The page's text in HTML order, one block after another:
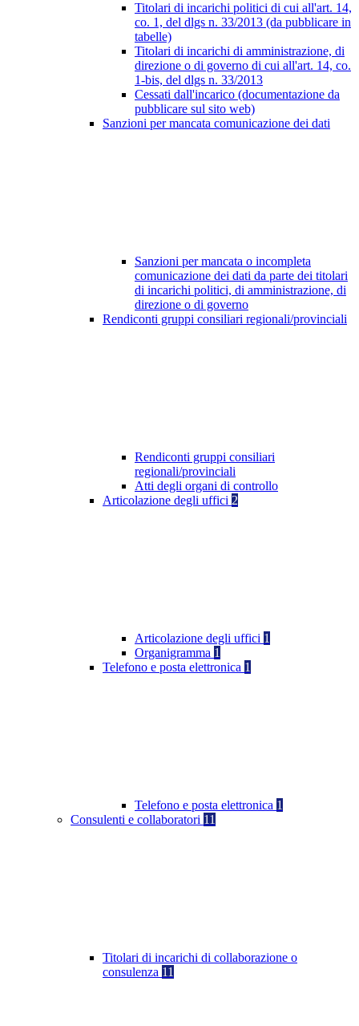
Titolari di incarichi politici di cui all'art. 14,
co. 1, del dlgs n. 33/2013 (da pubblicare in
tabelle)
Titolari di incarichi di amministrazione, di
direzione o di governo di cui all'art. 14, co.
1-bis, del dlgs n. 33/2013
Cessati dall'incarico (documentazione da
pubblicare sul sito web)
Sanzioni per mancata comunicazione dei dati
Sanzioni per mancata o incompleta
comunicazione dei dati da parte dei titolari
di incarichi politici, di amministrazione, di
direzione o di governo
Rendiconti gruppi consiliari regionali/provinciali
Rendiconti gruppi consiliari
regionali/provinciali
Atti degli organi di controllo
Articolazione degli uffici 2
Articolazione degli uffici 1
Organigramma 1
Telefono e posta elettronica 1
Telefono e posta elettronica 1
Consulenti e collaboratori 11
Titolari di incarichi di collaborazione o
consulenza 11